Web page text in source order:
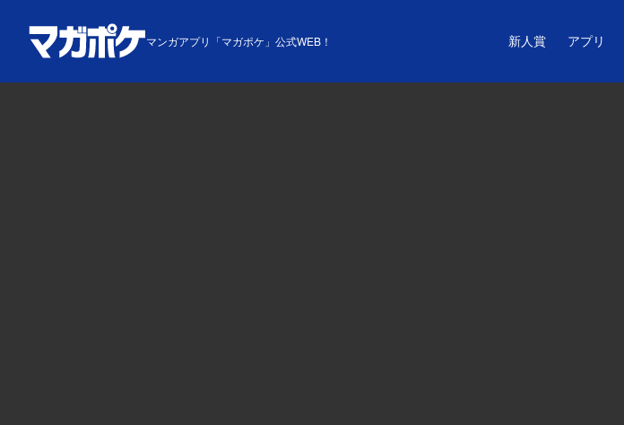
マンガアプリ「マガポケ」公式WEB！ 新人賞 アプリ